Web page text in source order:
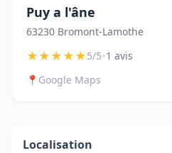
Puy a l'âne
63230 Bromont-Lamothe
★★★★★5/5•1 avis
📍 Google Maps
Localisation